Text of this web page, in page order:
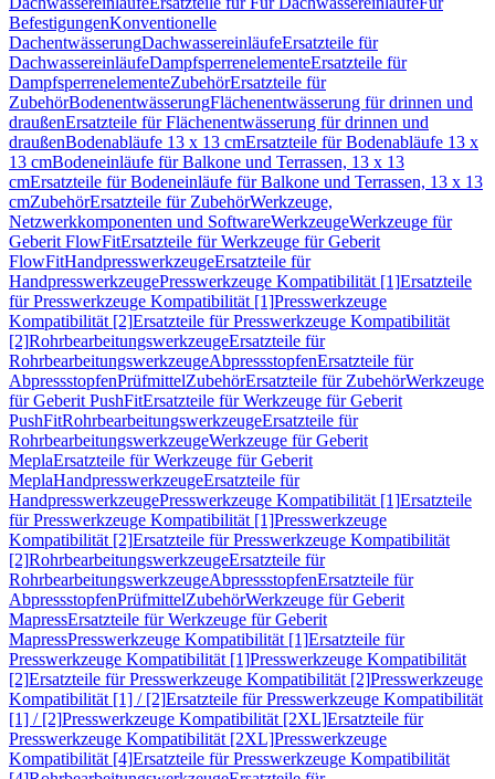
BefestigungenKonventionelle
DachentwässerungDachwassereinläufeErsatzteile für
DachwassereinläufeDampfsperrenelementeErsatzteile für
DampfsperrenelementeZubehörErsatzteile für
ZubehörBodenentwässerungFlächenentwässerung für drinnen und
draußenErsatzteile für Flächenentwässerung für drinnen und
draußenBodenabläufe 13 x 13 cmErsatzteile für Bodenabläufe 13 x
13 cmBodeneinläufe für Balkone und Terrassen, 13 x 13
cmErsatzteile für Bodeneinläufe für Balkone und Terrassen, 13 x 13
cmZubehörErsatzteile für ZubehörWerkzeuge,
Netzwerkkomponenten und SoftwareWerkzeugeWerkzeuge für
Geberit FlowFitErsatzteile für Werkzeuge für Geberit
FlowFitHandpresswerkzeugeErsatzteile für
HandpresswerkzeugePresswerkzeuge Kompatibilität [1]Ersatzteile
für Presswerkzeuge Kompatibilität [1]Presswerkzeuge
Kompatibilität [2]Ersatzteile für Presswerkzeuge Kompatibilität
[2]RohrbearbeitungswerkzeugeErsatzteile für
RohrbearbeitungswerkzeugeAbpressstopfenErsatzteile für
AbpressstopfenPrüfmittelZubehörErsatzteile für ZubehörWerkzeuge
für Geberit PushFitErsatzteile für Werkzeuge für Geberit
PushFitRohrbearbeitungswerkzeugeErsatzteile für
RohrbearbeitungswerkzeugeWerkzeuge für Geberit
MeplaErsatzteile für Werkzeuge für Geberit
MeplaHandpresswerkzeugeErsatzteile für
HandpresswerkzeugePresswerkzeuge Kompatibilität [1]Ersatzteile
für Presswerkzeuge Kompatibilität [1]Presswerkzeuge
Kompatibilität [2]Ersatzteile für Presswerkzeuge Kompatibilität
[2]RohrbearbeitungswerkzeugeErsatzteile für
RohrbearbeitungswerkzeugeAbpressstopfenErsatzteile für
AbpressstopfenPrüfmittelZubehörWerkzeuge für Geberit
MapressErsatzteile für Werkzeuge für Geberit
MapressPresswerkzeuge Kompatibilität [1]Ersatzteile für
Presswerkzeuge Kompatibilität [1]Presswerkzeuge Kompatibilität
[2]Ersatzteile für Presswerkzeuge Kompatibilität [2]Presswerkzeuge
Kompatibilität [1] / [2]Ersatzteile für Presswerkzeuge Kompatibilität
[1] / [2]Presswerkzeuge Kompatibilität [2XL]Ersatzteile für
Presswerkzeuge Kompatibilität [2XL]Presswerkzeuge
Kompatibilität [4]Ersatzteile für Presswerkzeuge Kompatibilität